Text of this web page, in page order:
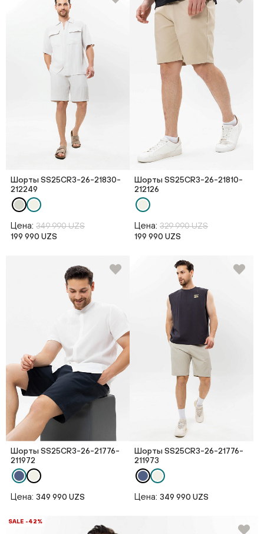
Шорты SS25CR3-26-21830-
212249
Цена: 349 990 UZS
199 990 UZS
Шорты SS25CR3-26-21810-
212126
Цена: 329 990 UZS
199 990 UZS
Шорты SS25CR3-26-21776-
211972
Цена: 349 990 UZS
Шорты SS25CR3-26-21776-
211973
Цена: 349 990 UZS
SALE -42%